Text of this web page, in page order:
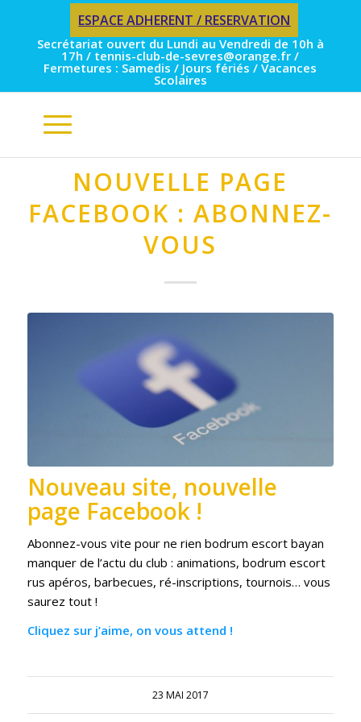
ESPACE ADHERENT / RESERVATION
Secrétariat ouvert du Lundi au Vendredi de 10h à
17h / tennis-club-de-sevres@orange.fr /
Fermetures : Samedis / Jours fériés / Vacances
Scolaires
NOUVELLE PAGE
FACEBOOK : ABONNEZ-
VOUS
Nouveau site, nouvelle
page Facebook !
Abonnez-vous vite pour ne rien bodrum escort bayan
manquer de l’actu du club : animations, bodrum escort
rus apéros, barbecues, ré-inscriptions, tournois… vous
saurez tout !
Cliquez sur j’aime, on vous attend !
23 MAI 2017